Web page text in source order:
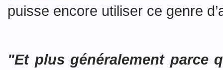
puisse encore utiliser ce genre
"Et plus généralement parce